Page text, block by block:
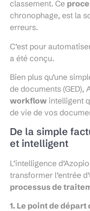
classement. Ce
chronophage, est la
erreurs.
C’est pour
a été conçu.
Bien plus qu’une
de documents (GED),
workflow intelligent
de vie de vos
De la simple
et intelligent
L’intelligence
transformer l’entrée
processus de
1. Le point de